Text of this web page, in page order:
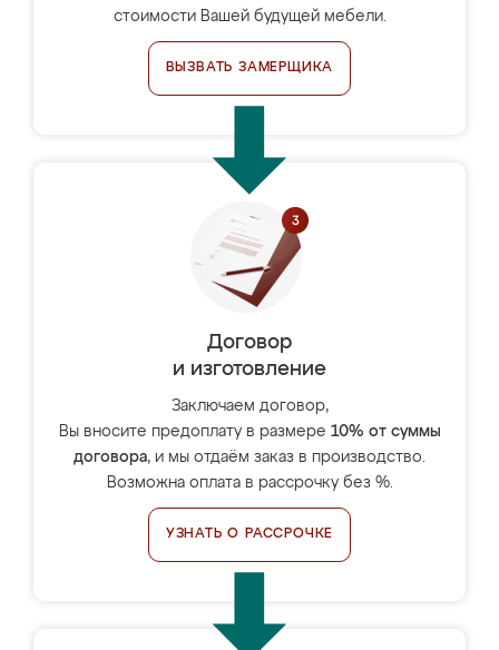
стоимости Вашей будущей мебели.
ВЫЗВАТЬ ЗАМЕРЩИКА
Договор
и изготовление
Заключаем договор,
Вы вносите предоплату в размере 10% от суммы
договора, и мы отдаём заказ в производство.
Возможна оплата в рассрочку без %.
УЗНАТЬ О РАССРОЧКЕ